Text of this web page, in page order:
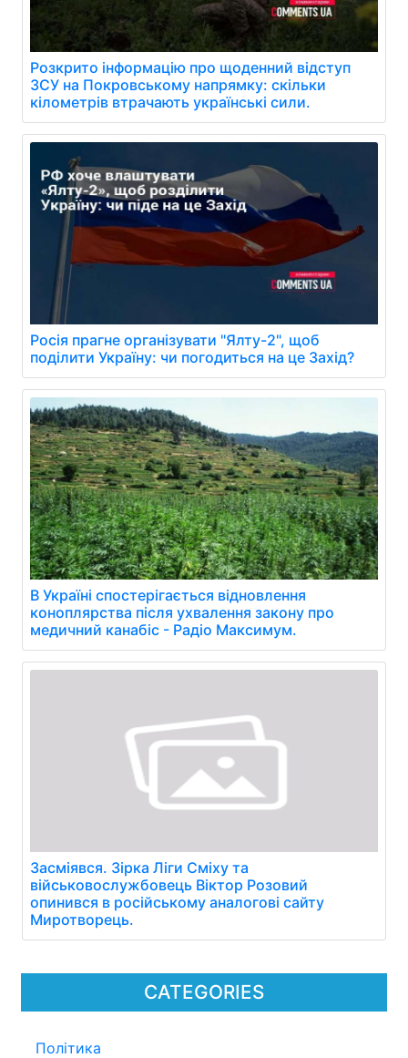
CATEGORIES
Політика
Розкрито інформацію про щоденний відступ
ЗСУ на Покровському напрямку: скільки
кілометрів втрачають українські сили.
Росія прагне організувати "Ялту-2", щоб
поділити Україну: чи погодиться на це Захід?
В Україні спостерігається відновлення
коноплярства після ухвалення закону про
медичний канабіс - Радіо Максимум.
Засміявся. Зірка Ліги Сміху та
військовослужбовець Віктор Розовий
опинився в російському аналогові сайту
Миротворець.